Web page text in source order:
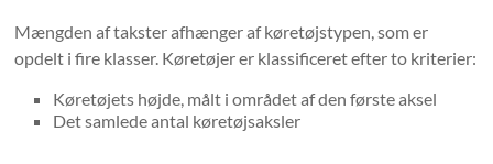
Mængden af ​​takster afhænger af køretøjstypen, som er
opdelt i fire klasser. Køretøjer er klassificeret efter to kriterier:
Køretøjets højde, målt i området af den første aksel
Det samlede antal køretøjsaksler